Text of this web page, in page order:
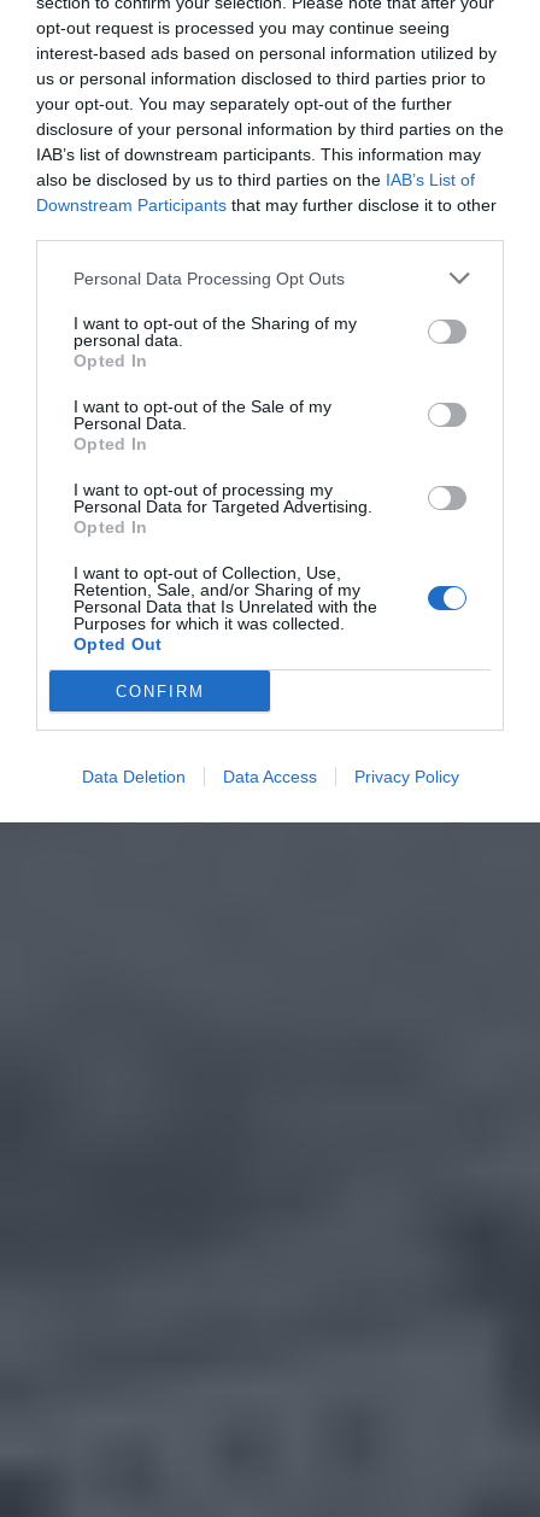
opt-out request is processed you may continue seeing
interest-based ads based on personal information utilized by
us or personal information disclosed to third parties prior to
your opt-out. You may separately opt-out of the further
disclosure of your personal information by third parties on the
IAB’s list of downstream participants. This information may
also be disclosed by us to third parties on the IAB’s List of
Downstream Participants that may further disclose it to other
Personal Data Processing Opt Outs
I want to opt-out of the Sharing of my
personal data.
Opted In
I want to opt-out of the Sale of my
Personal Data.
Opted In
I want to opt-out of processing my
Personal Data for Targeted Advertising.
Opted In
I want to opt-out of Collection, Use,
Retention, Sale, and/or Sharing of my
Personal Data that Is Unrelated with the
Purposes for which it was collected.
Opted Out
CONFIRM
Data Deletion Data Access Privacy Policy